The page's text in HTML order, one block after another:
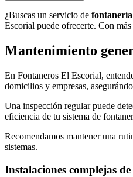
¿Buscas un servicio de
Escorial puede ofrecerte. Con
Mantenimiento
En Fontaneros El Escorial,
domicilios y empresas,
Una inspección regular puede
eficiencia de tu sistema de
Recomendamos mantener una
sistemas.
Instalaciones complejas